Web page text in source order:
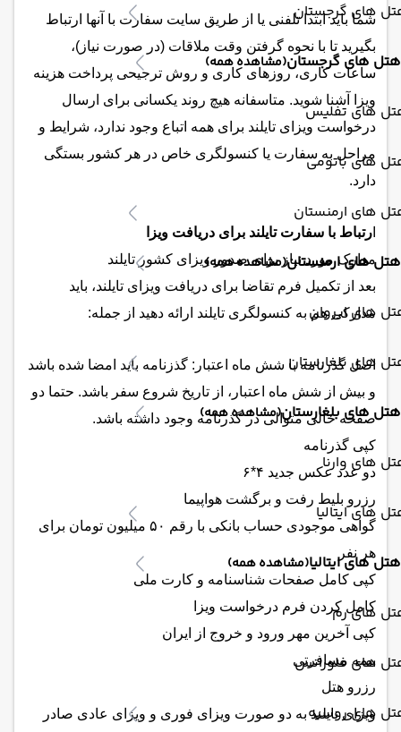
های گرجستان
هتل های گرجستان(مشاهده همه)
های تفلیس
های باتومی
های ارمنستان
هتل های ارمنستان(مشاهده همه)
های ایروان
های بلغارستان
هتل های بلغارستان(مشاهده همه)
های وارنا
های ایتالیا
هتل های ایتالیا(مشاهده همه)
های رم
های فلورانس
های روسیه
شما باید ابتدا تلفنی یا از طریق سایت سفارت با آنها ارتباط
بگیرید تا با نحوه گرفتن وقت ملاقات (در صورت نیاز)،
ساعات کاری، روزهای کاری و روش ترجیحی پرداخت هزینه
ویزا آشنا شوید. متاسفانه هیچ روند یکسانی برای ارسال
درخواست ویزای تایلند برای همه اتباع وجود ندارد، شرایط و
مراحل به سفارت یا کنسولگری خاص در هر کشور بستگی
دارد.
رتباط با سفارت تایلند برای دریافت ویزا
مدارک مورد نیاز برای صدور ویزای کشور تایلند
بعد از تکمیل فرم تقاضا برای دریافت ویزای تایلند، باید
مدارکی هم به کنسولگری تایلند ارائه دهید از جمله:
اصل گذرنامه با شش ماه اعتبار: گذزنامه باید امضا شده باشد
و بیش از شش ماه اعتبار، از تاریخ شروع سفر باشد. حتما دو
صفحه خالی متوالی در گذرنامه وجود داشته باشد.
کپی گذرنامه
دو عدد عکس جدید ۴*۶
رزرو بلیط رفت و برگشت هواپیما
گواهی موجودی حساب بانکی با رقم ۵۰ میلیون تومان برای
هر نفر
کپی کامل صفحات شناسنامه و کارت ملی
کامل کردن فرم درخواست ویزا
کپی آخرین مهر ورود و خروج از ایران
بیمه مسافرتی
رزرو هتل
ویزای تایلند به دو صورت ویزای فوری و ویزای عادی صادر